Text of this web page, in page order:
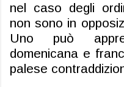
nel caso degli
non sono in
Uno può
domenicana e
palese